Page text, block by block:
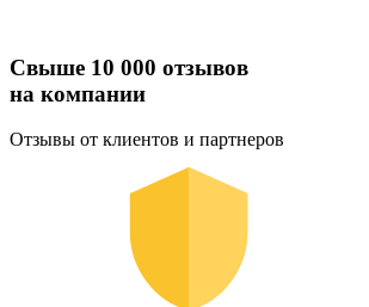
Свыше 10 000 отзывов
на компании
Отзывы от клиентов и партнеров